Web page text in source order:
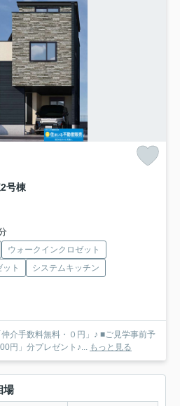
2号棟
ウォークインクロゼット
ト
システムキッチン
介手数料無料・０円」♪ ■ご見学事前予
円」分プレゼント♪... もっと見る
場